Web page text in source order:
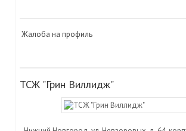
Жалоба на профиль
ТСЖ "Грин Виллидж"